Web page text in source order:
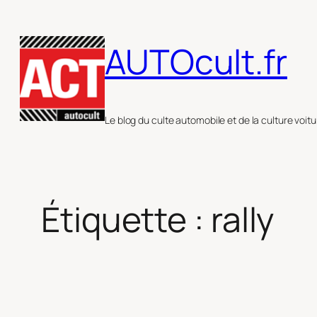
au
contenu
AUTOcult.fr
Le blog du culte automobile et de la culture
Étiquette : rally